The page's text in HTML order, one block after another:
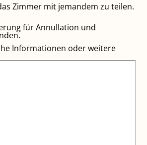
Zimmer mit jemandem zu teilen.
für Annullation und
Informationen oder weitere